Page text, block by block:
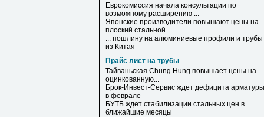
Еврокомиссия начала консультации по
возможному расширению ...
Японские производители повышают цены на
плоский стальной...
... пошлину на алюминиевые профили и трубы
из Китая
Прайс лист на трубы
Тайваньская Chung Hung повышает цены на
оцинкованную...
Брок-Инвест-Сервис ждет дефицита арматуры
в феврале
БУТБ ждет стабилизации стальных цен в
ближайшие месяцы